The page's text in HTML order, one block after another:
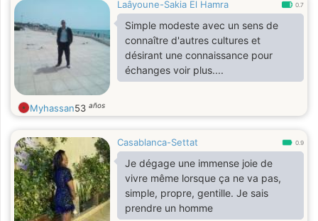
Laâyoune-Sakia El Hamra 0.7
Simple modeste avec un sens de
connaître d'autres cultures et
désirant une connaissance pour
échanges voir plus....
Myhassan53 años
Casablanca-Settat 0.9
Je dégage une immense joie de
vivre même lorsque ça ne va pas,
simple, propre, gentille. Je sais
prendre un homme